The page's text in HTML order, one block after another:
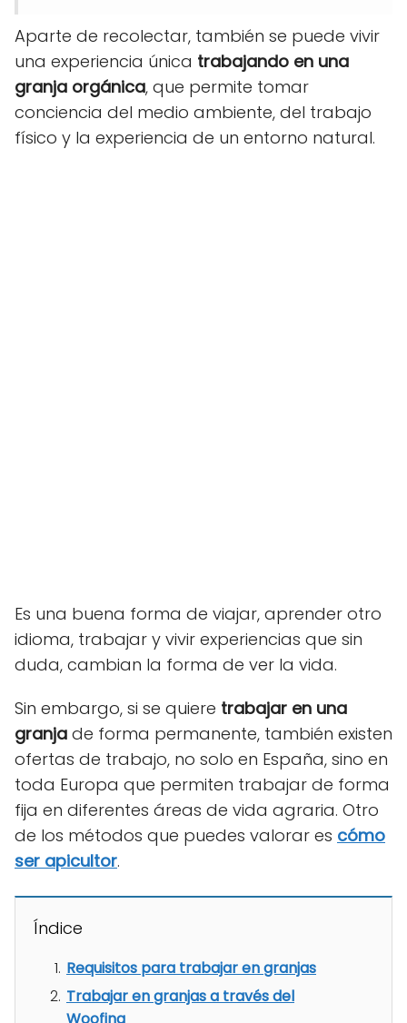
Aparte de recolectar, también se puede vivir
una experiencia única trabajando en una
granja orgánica, que permite tomar
conciencia del medio ambiente, del trabajo
físico y la experiencia de un entorno natural.
Es una buena forma de viajar, aprender otro
idioma, trabajar y vivir experiencias que sin
duda, cambian la forma de ver la vida.
Sin embargo, si se quiere trabajar en una
granja de forma permanente, también existen
ofertas de trabajo, no solo en España, sino en
toda Europa que permiten trabajar de forma
fija en diferentes áreas de vida agraria. Otro
de los métodos que puedes valorar es cómo
ser apicultor.
Índice
Requisitos para trabajar en granjas
Trabajar en granjas a través del